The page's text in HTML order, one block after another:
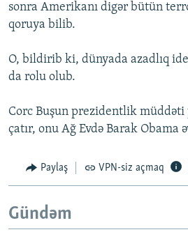
sonra Amerikanı digər bütün
qoruya bilib.
O, bildirib ki, dünyada azadlıq
da rolu olub.
Corc Buşun prezidentlik müddəti
çatır, onu Ağ Evdə Barak Obama
Paylaş VPN-siz açmaq
Gündəm